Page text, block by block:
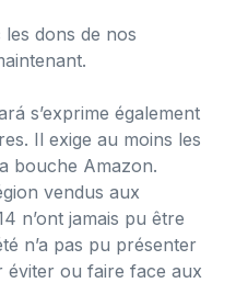
les dons de nos
s’exprime également
Il exige au moins les
bouche Amazon.
vendus aux
n’ont jamais pu être
n’a pas pu présenter
éviter ou faire face aux